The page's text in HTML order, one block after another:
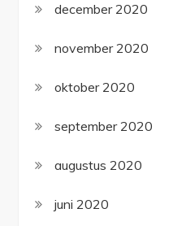
december 2020
november 2020
oktober 2020
september 2020
augustus 2020
juni 2020